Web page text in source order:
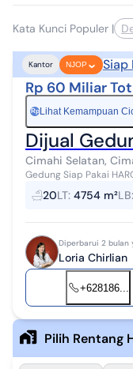
Kata Kunci Populer |
Kantor NJOP Siap
Rp 60 Miliar
Rp Lihat Kemampuan
Dijual
Cimahi Selatan,
Gedung Siap Pakai
Showroom di Cibereum Cimahi TANAH Luas Tanah
Persil: : 4.364 m2 BCR : 4...
20LT: 4754 m²LB:
Diperbarui 2 bulan
Loria Chirlian
+628186...
Pilih Rentang